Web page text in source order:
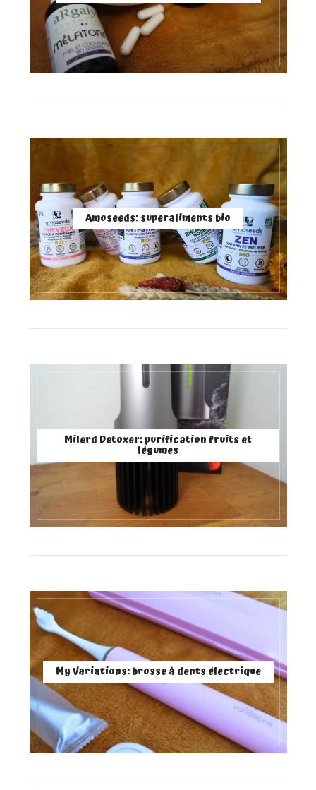
Amoseeds: superaliments bio
Milerd Detoxer: purification fruits et
légumes
My Variations: brosse à dents électrique